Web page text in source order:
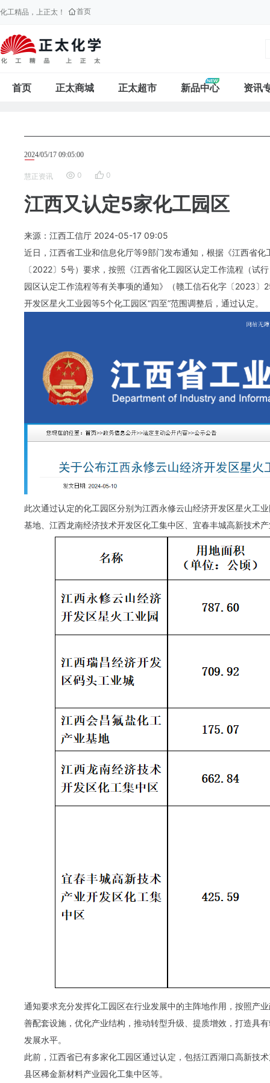
化工精品，上正太！ 首页
首页 正太商城 正太超市 新品中心 资讯
2024/05/17 09:05:00
慧正资讯 0 0
江西又认定5家化工园区
来源：江西工信厅 2024-05-17 09:05
近日，江西省工业和信息化厅等9部门发布通知，根据《江西省
〔2022〕5号）要求，按照《江西省化工园区认定工作流程（
园区认定工作流程等有关事项的通知》（赣工信石化字〔2023
开发区星火工业园等5个化工园区“四至”范围调整后，通过认定。
此次通过认定的化工园区分别为江西永修云山经济开发区星火工
基地、江西龙南经济技术开发区化工集中区、宜春丰城高新技术
通知要求充分发挥化工园区在行业发展中的主阵地作用，按照产
善配套设施，优化产业结构，推动转型升级、提质增效，打造具
发展水平。
此前，江西省已有多家化工园区通过认定，包括江西湖口高新技
县区稀金新材料产业园化工集中区等。